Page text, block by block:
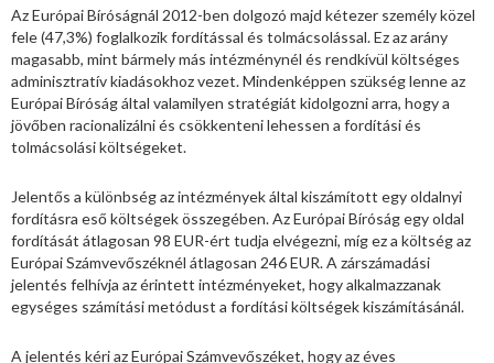
Az Európai Bíróságnál 2012-ben dolgozó majd kétezer személy közel
fele (47,3%) foglalkozik fordítással és tolmácsolással. Ez az arány
magasabb, mint bármely más intézménynél és rendkívül költséges
adminisztratív kiadásokhoz vezet. Mindenképpen szükség lenne az
Európai Bíróság által valamilyen stratégiát kidolgozni arra, hogy a
jövőben racionalizálni és csökkenteni lehessen a fordítási és
tolmácsolási költségeket.
Jelentős a különbség az intézmények által kiszámított egy oldalnyi
fordításra eső költségek összegében. Az Európai Bíróság egy oldal
fordítását átlagosan 98 EUR-ért tudja elvégezni, míg ez a költség az
Európai Számvevőszéknél átlagosan 246 EUR. A zárszámadási
jelentés felhívja az érintett intézményeket, hogy alkalmazzanak
egységes számítási metódust a fordítási költségek kiszámításánál.
A jelentés kéri az Európai Számvevőszéket, hogy az éves